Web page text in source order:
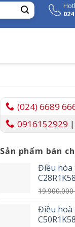
(024) 6689
0916152929 |
Sản phẩm bán
Điều hòa
C28R1K58
Điều hoà
C50R1K58